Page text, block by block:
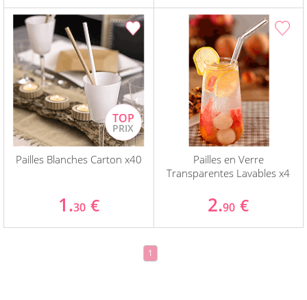
Pailles Blanches Carton x40
1.30 €
Pailles en Verre
Transparentes Lavables x4
2.90 €
1